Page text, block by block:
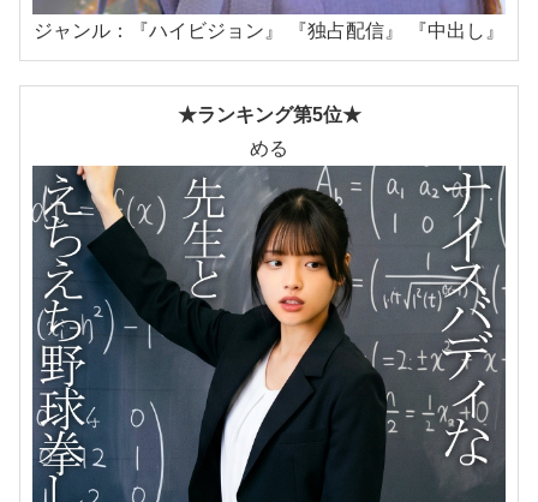
ジャンル：『ハイビジョン』 『独占配信』 『中出し』
★ランキング第5位★
める